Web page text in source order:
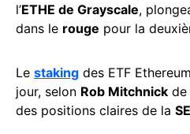
l’ETHE de Grayscale,
dans le rouge pour la
Le staking des ETF
jour, selon Rob Mitchnick de
des positions claires de la